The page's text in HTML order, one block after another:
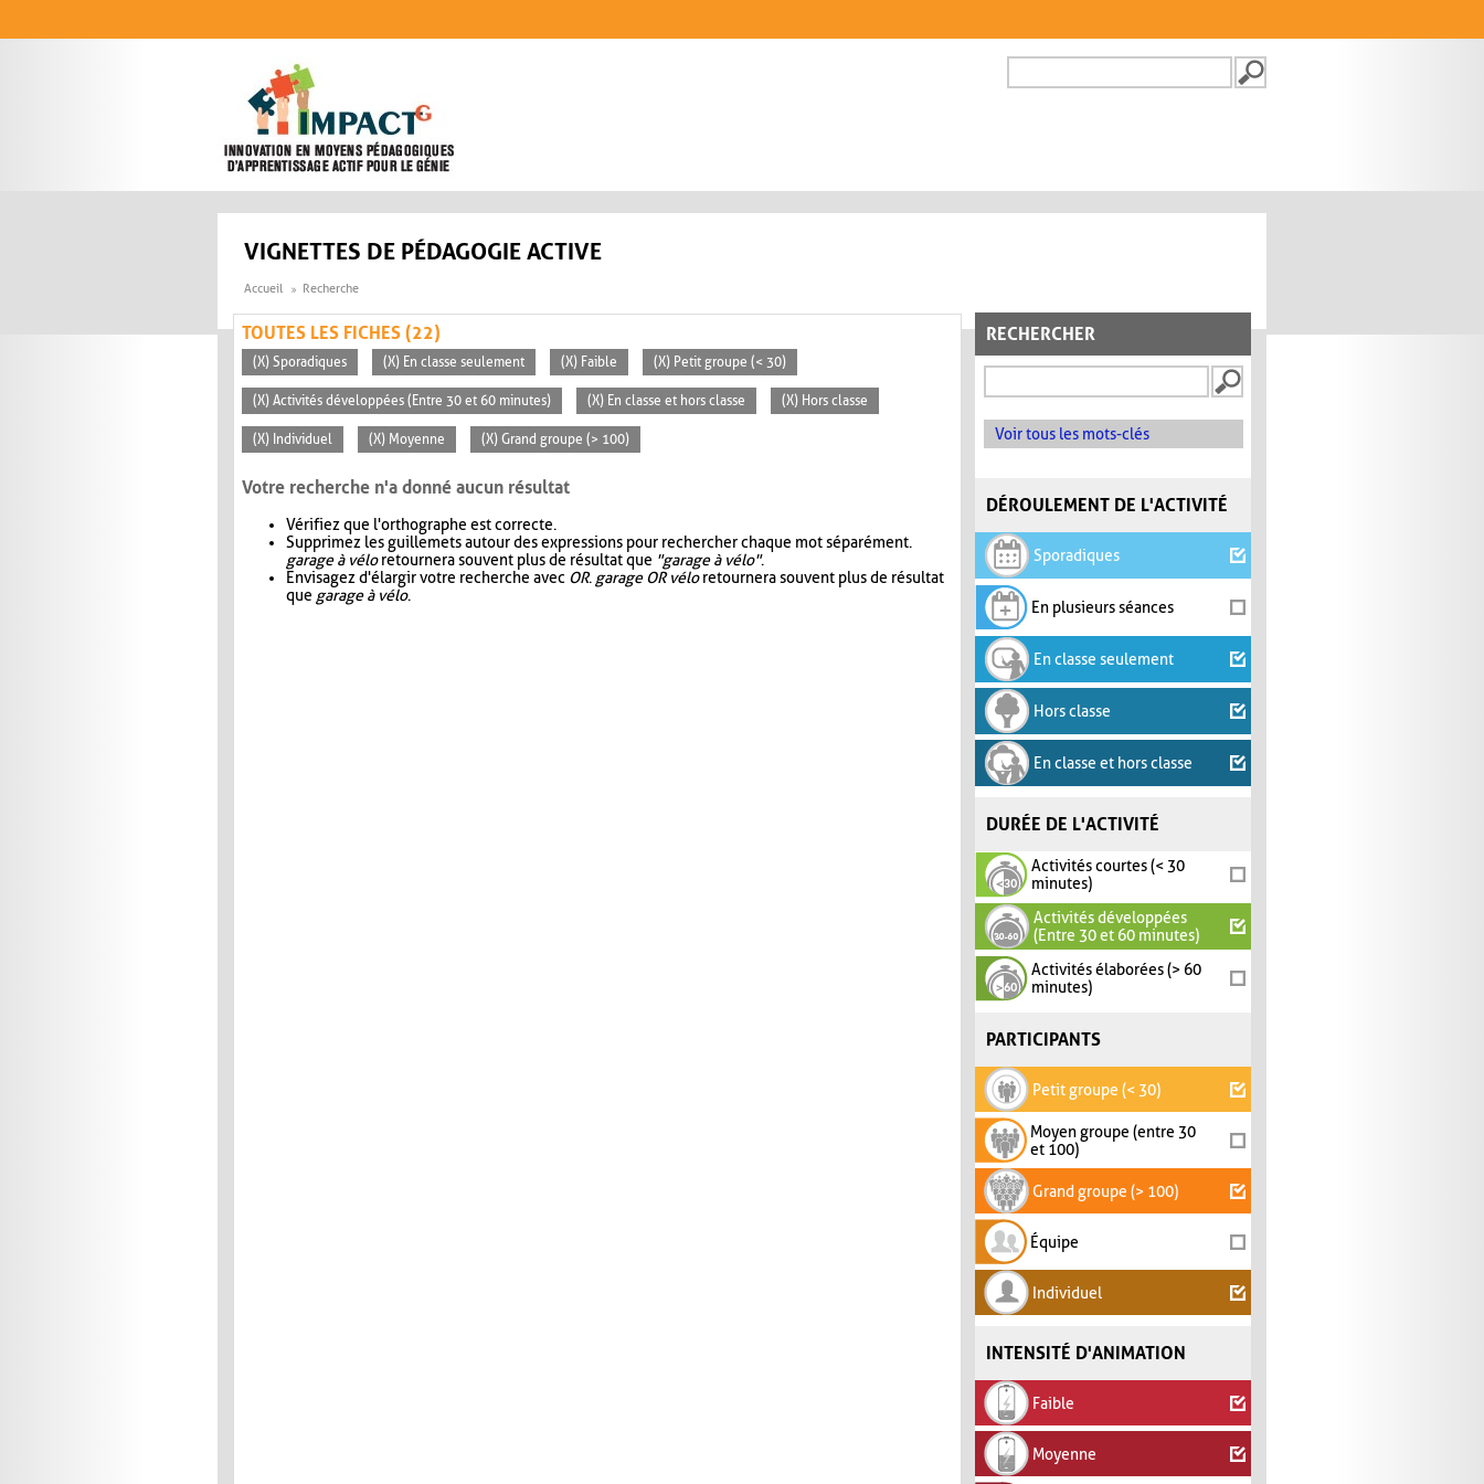
FORMULAIRE DE
VIGNETTES DE PÉDAGOGIE ACTIVE
Accueil Recherche
RECHERCHER
Voir tous les mots-clés
DÉROULEMENT DE L'ACTIVITÉ
Sporadiques
En plusieurs séances
En classe seulement
Hors classe
En classe et hors classe
DURÉE DE L'ACTIVITÉ
Activités courtes (< 30
minutes)
Activités développées
(Entre 30 et 60 minutes)
Activités élaborées (> 60
minutes)
PARTICIPANTS
Petit groupe (< 30)
Moyen groupe (entre 30
et 100)
Grand groupe (> 100)
Équipe
Individuel
INTENSITÉ D'ANIMATION
Faible
Moyenne
TOUTES LES FICHES (22)
(X) Sporadiques (X) En classe seulement (X) Faible (X) Petit groupe (< 30)
(X) Activités développées (Entre 30 et 60 minutes) (X) En classe et hors classe (X) Hors classe
(X) Individuel (X) Moyenne (X) Grand groupe (> 100)
Votre recherche n'a donné aucun résultat
Vérifiez que l'orthographe est correcte.
Supprimez les guillemets autour des expressions pour rechercher chaque mot séparément.
garage à véloretournera souvent plus de résultat que "garage à vélo".
Envisagez d'élargir votre recherche avec OR. garage OR véloretournera souvent plus de résultat
que garage à vélo.